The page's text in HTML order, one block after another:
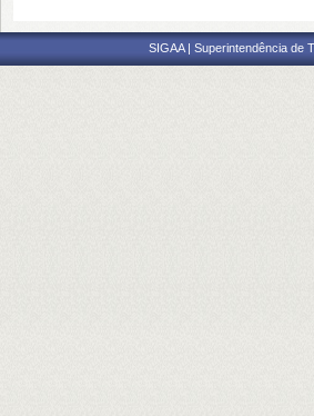
SIGAA | Superintendência de